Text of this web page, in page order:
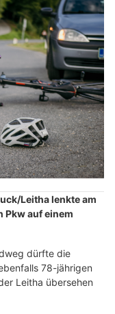
Leitha lenkte am
Pkw auf einem
dürfte die
78-jährigen
Leitha übersehen